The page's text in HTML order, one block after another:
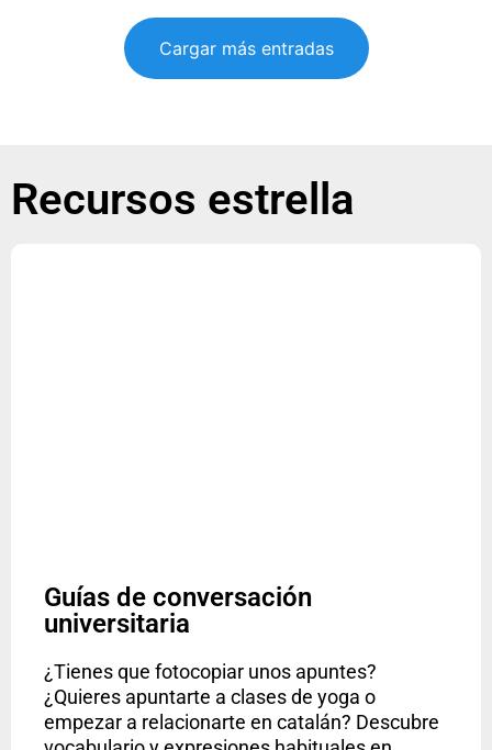
Cargar más entradas
Recursos estrella
Guías de conversación
universitaria
¿Tienes que fotocopiar unos apuntes?
¿Quieres apuntarte a clases de yoga o
empezar a relacionarte en catalán? Descubre